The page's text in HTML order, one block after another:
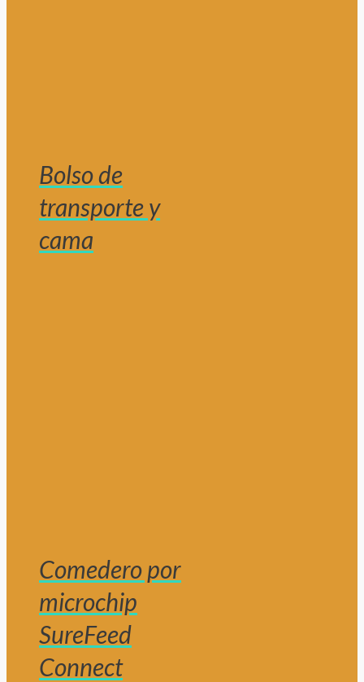
Bolso de
transporte y
cama
Comedero por
microchip
SureFeed
Connect